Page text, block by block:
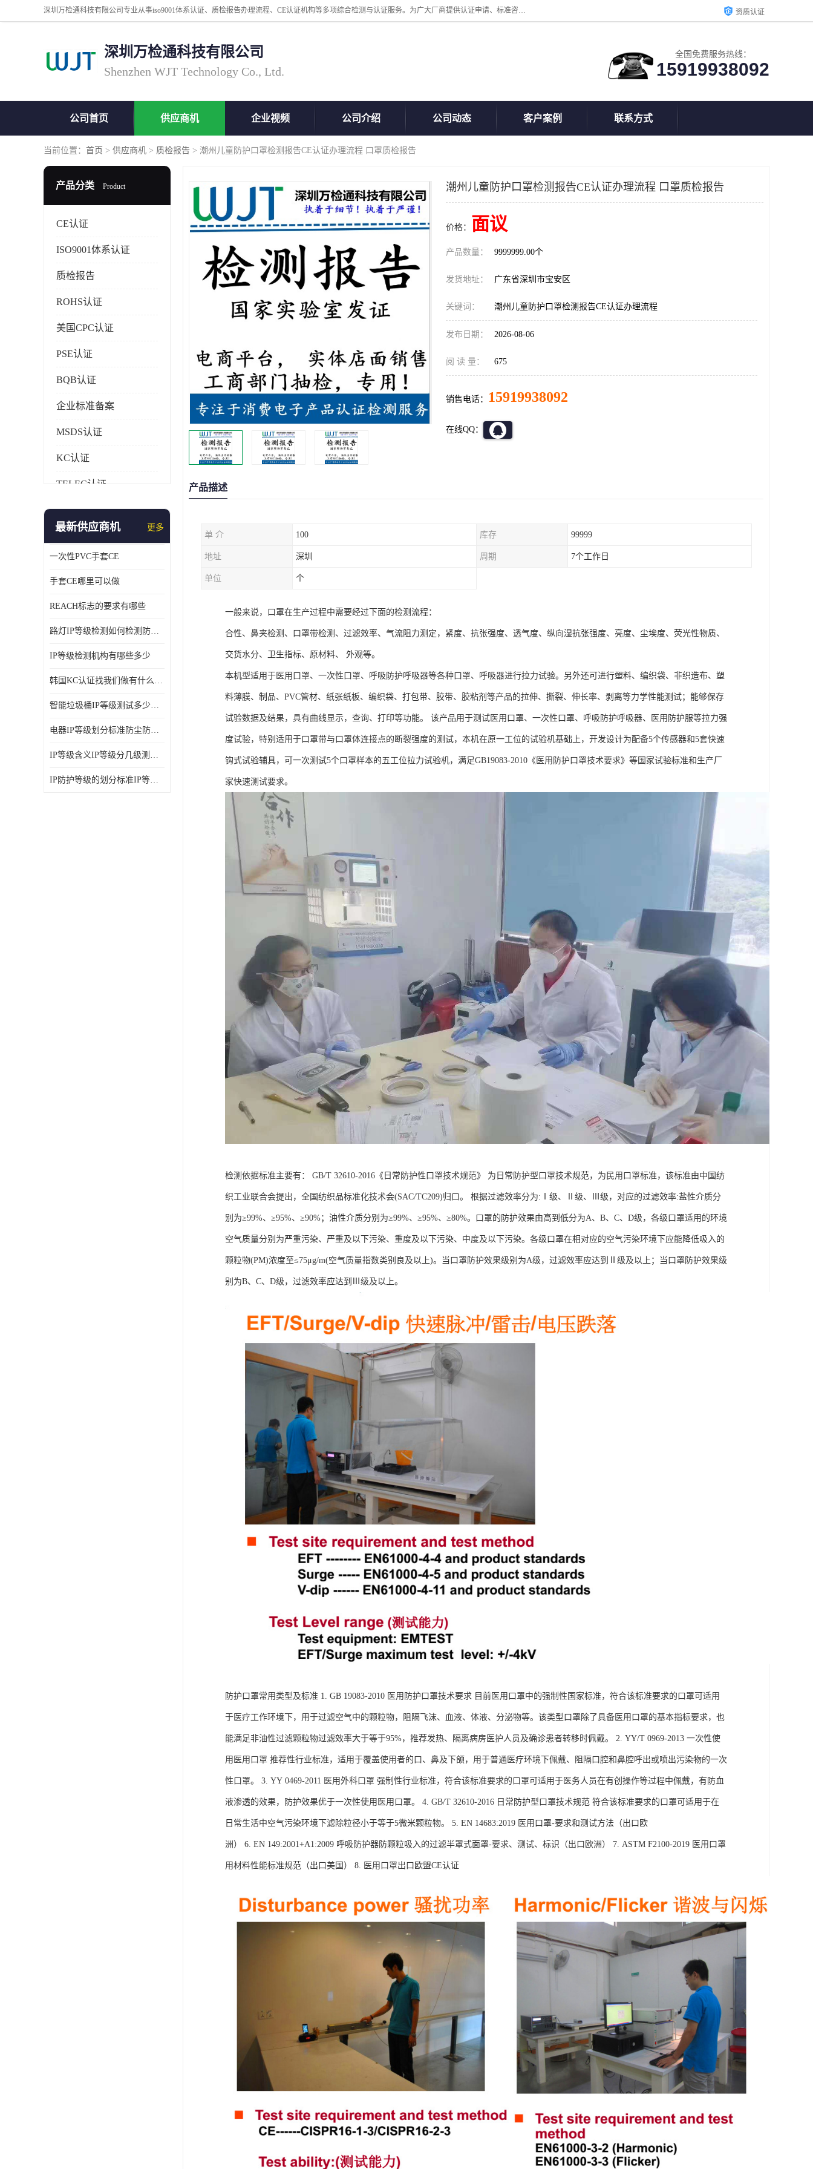
深圳万检通科技有限公司专业从事iso9001体系认证、质检报告办理流程、CE认证机构等多项综合检测与认证服务。为广大厂商提供认证申请、标准咨询、测试、技术支持、对策、获得认证等“一站式”服务。 资质认证
深圳万检通科技有限公司
Shenzhen WJT Technology Co., Ltd.
全国免费服务热线：
15919938092
公司首页 供应商机 企业视频 公司介绍 公司动态 客户案例 联系方式
当前位置： 首页 > 供应商机 > 质检报告 > 潮州儿童防护口罩检测报告CE认证办理流程 口罩质检报告
产品分类 Product
CE认证
ISO9001体系认证
质检报告
ROHS认证
美国CPC认证
PSE认证
BQB认证
企业标准备案
MSDS认证
KC认证
TELEC认证
CCC认证
ISO14001体系认证
OHSAS18001体系认证
最新供应商机 更多
一次性PVC手套CE
手套CE哪里可以做
REACH标志的要求有哪些
路灯IP等级检测如何检测防尘防水
IP等级检测机构有哪些多少
韩国KC认证找我们做有什么优势
智能垃圾桶IP等级测试多少钱要多久时间
电器IP等级划分标准防尘防尘IP等级测试报告
IP等级含义IP等级分几级测试容易过吗
IP防护等级的划分标准IP等级测试多少钱
潮州儿童防护口罩检测报告CE认证办理流程 口罩质检报告
价格： 面议
产品数量： 9999999.00个
发货地址： 广东省深圳市宝安区
关键词： 潮州儿童防护口罩检测报告CE认证办理流程
发布日期： 2026-08-06
阅 读 量： 675
销售电话： 15919938092
在线QQ：
产品描述
单 介 100 库存 99999
地址 深圳 周期 7个工作日
单位 个
一般来说，口罩在生产过程中需要经过下面的检测流程：
合性、鼻夹检测、口罩带检测、过滤效率、气流阻力测定，紧度、抗张强度、透气度、纵向湿抗张强度、亮度、尘埃度、荧光性物质、
交货水分、卫生指标、原材料、 外观等。
本机型适用于医用口罩、一次性口罩、呼吸防护呼吸器等各种口罩、呼吸器进行拉力试验。另外还可进行塑料、编织袋、非织造布、塑
料薄膜、制品、PVC管材、纸张纸板、编织袋、打包带、胶带、胶粘剂等产品的拉伸、撕裂、伸长率、剥离等力学性能测试；能够保存
试验数据及结果，具有曲线显示，查询、打印等功能。 该产品用于测试医用口罩、一次性口罩、呼吸防护呼吸器、医用防护服等拉力强
度试验，特别适用于口罩带与口罩体连接点的断裂强度的测试，本机在原一工位的试验机基础上，开发设计为配备5个传感器和5套快速
钩式试验辅具，可一次测试5个口罩样本的五工位拉力试验机，满足GB19083-2010《医用防护口罩技术要求》等国家试验标准和生产厂
家快速测试要求。
检测依据标准主要有： GB/T 32610-2016《日常防护性口罩技术规范》 为日常防护型口罩技术规范，为民用口罩标准，该标准由中国纺
织工业联合会提出，全国纺织品标准化技术会(SAC/TC209)归口。 根据过滤效率分为:Ⅰ级、Ⅱ级、Ⅲ级，对应的过滤效率:盐性介质分
别为≥99%、≥95%、≥90%；油性介质分别为≥99%、≥95%、≥80%。口罩的防护效果由高到低分为A、B、C、D级，各级口罩适用的环境
空气质量分别为严重污染、严重及以下污染、重度及以下污染、中度及以下污染。各级口罩在相对应的空气污染环境下应能降低吸入的
颗粒物(PM)浓度至≤75μg/m(空气质量指数类别良及以上)。当口罩防护效果级别为A级，过滤效率应达到Ⅱ级及以上；当口罩防护效果级
别为B、C、D级，过滤效率应达到Ⅲ级及以上。
防护口罩常用类型及标准 1. GB 19083-2010 医用防护口罩技术要求 目前医用口罩中的强制性国家标准，符合该标准要求的口罩可适用
于医疗工作环境下，用于过滤空气中的颗粒物，阻隔飞沫、血液、体液、分泌物等。该类型口罩除了具备医用口罩的基本指标要求，也
能满足非油性过滤颗粒物过滤效率大于等于95%，推荐发热、隔离病房医护人员及确诊患者转移时佩戴。 2. YY/T 0969-2013 一次性使
用医用口罩 推荐性行业标准，适用于覆盖使用者的口、鼻及下颌，用于普通医疗环境下佩戴、阻隔口腔和鼻腔呼出或喷出污染物的一次
性口罩。 3. YY 0469-2011 医用外科口罩 强制性行业标准，符合该标准要求的口罩可适用于医务人员在有创操作等过程中佩戴，有防血
液渗透的效果，防护效果优于一次性使用医用口罩。 4. GB/T 32610-2016 日常防护型口罩技术规范 符合该标准要求的口罩可适用于在
日常生活中空气污染环境下滤除粒径小于等于5微米颗粒物。 5. EN 14683:2019 医用口罩-要求和测试方法（出口欧
洲） 6. EN 149:2001+A1:2009 呼吸防护器防颗粒吸入的过滤半罩式面罩-要求、测试、标识（出口欧洲） 7. ASTM F2100-2019 医用口罩
用材料性能标准规范（出口美国） 8. 医用口罩出口欧盟CE认证